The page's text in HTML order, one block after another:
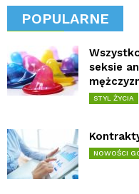
POPULARNE
seksie
STYL ŻYCIA
NOWOŚCI